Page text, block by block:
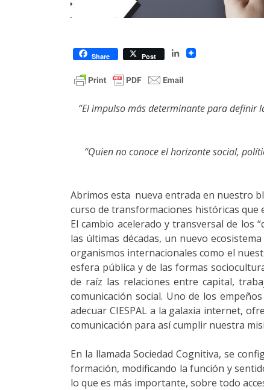
Share Post LinkedIn
“El impulso más determinante paradefinir
“Quien no conoce el horizonte social,
Abrimos esta nueva entrada en nuestro
curso de transformaciones históricas
El cambio acelerado y transversal de los
las últimas décadas, un nuevo
organismos internacionales como el
esfera pública y de las formas
de raíz las relaciones entre capital,
comunicación social. Uno de los
adecuar CIESPAL a la galaxia internet,
comunicación para así cumplir nuestra
En la llamada Sociedad Cognitiva, se
formación, modificando la función y
lo que es más importante, sobre todo